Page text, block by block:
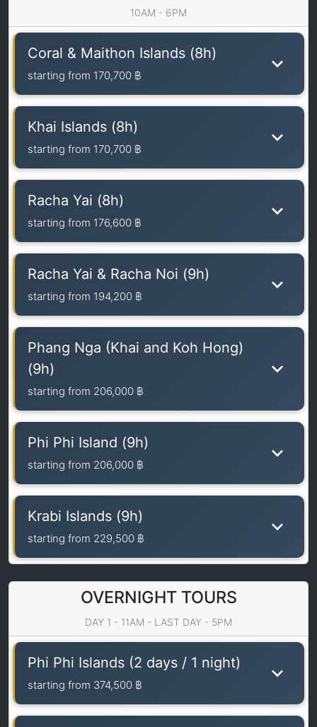
10AM - 6PM
Coral & Maithon Islands (8h)
starting from 170,700 ฿
Khai Islands (8h)
starting from 170,700 ฿
Racha Yai (8h)
starting from 176,600 ฿
Racha Yai & Racha Noi (9h)
starting from 194,200 ฿
Phang Nga (Khai and Koh Hong)
(9h)
starting from 206,000 ฿
Phi Phi Island (9h)
starting from 206,000 ฿
Krabi Islands (9h)
starting from 229,500 ฿
OVERNIGHT TOURS
DAY 1 - 11AM - LAST DAY - 5PM
Phi Phi Islands (2 days / 1 night)
starting from 374,500 ฿